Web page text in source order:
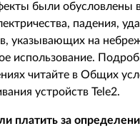
были обусловлены
падения,
указывающих на
использование.
читайте в Общих
устройств Tele2.
платить за